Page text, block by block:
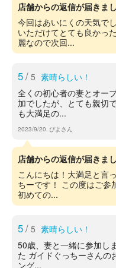
店舗からの返信が届きま
今回はあいにくの天気で
いただけてとても良かっ
麗なので次回...
5/ 5 素晴らしい！
全くの初心者の妻とオー
加でしたが、とても親切
も大満足の...
2023/9/20 ぴよさん
店舗からの返信が届きま
こんにちは！大満足と言
ちーです！ この度はご参
初めての...
5/ 5 素晴らしい！
50歳、妻と一緒に参加し
た ガイドぐっちーさんの
ング...